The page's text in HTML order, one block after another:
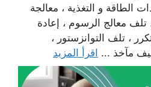
الطاقة و التغذية ، معالجة
تلف معالج الرسوم ، إعادة
، تلف التوانزستور ،
مآخذ ... اقرأ المزيد